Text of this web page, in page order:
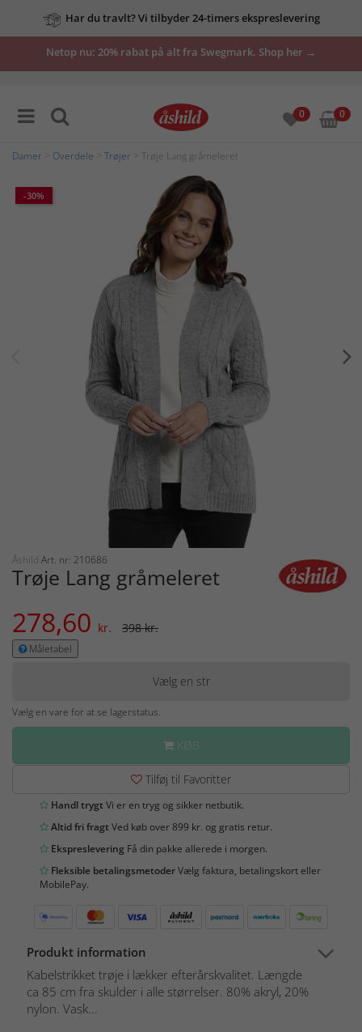
Har du travlt? Vi tilbyder 24-timers ekspreslevering
Netop nu: 20% rabat på alt fra Swegmark. Shop her →
0 0
Damer Overdele Trøjer > Trøje Lang gråmeleret
-30%
Åshild Art. nr: 210686
Trøje Lang gråmeleret
278,60 kr. 398 kr.
Måletabel
Vælg en str
Vælg en vare for at se lagerstatus.
KØB
Tilføj til Favoritter
Handl trygtVi er en tryg og sikker netbutik.
Altid fri fragtVed køb over 899 kr. og gratis retur.
Ekspreslevering Få din pakke allerede i morgen.
Fleksible betalingsmetoderVælg faktura, betalingskort eller
MobilePay.
Produkt information
Kabelstrikket trøje i lækker efterårskvalitet. Længde
ca 85 cm fra skulder i alle størrelser. 80% akryl, 20%
nylon. Vask...